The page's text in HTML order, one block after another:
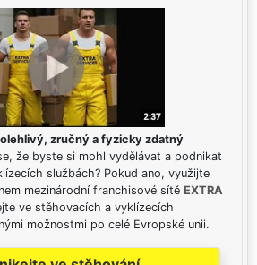
zručný a fyzicky zdatný
že byste si mohl vydělávat a podnikat
službách? Pokud ano, využijte
mezinárodní franchisové sítě EXTRA
ve stěhovacích a vyklízecích
možnostmi po celé Evropské unii.